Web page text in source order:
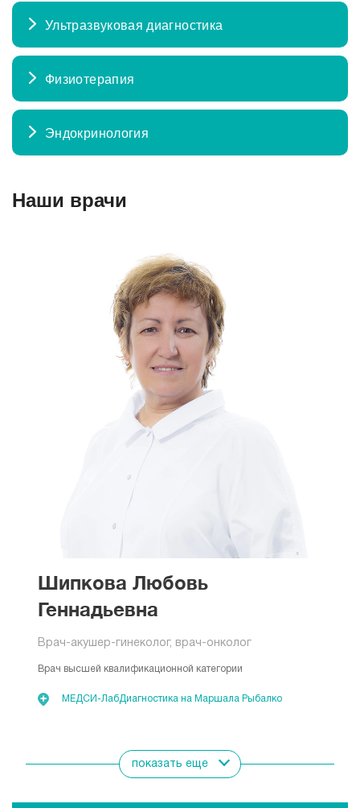
Ультразвуковая диагностика
Физиотерапия
Эндокринология
Наши врачи
Шипкова Любовь
Геннадьевна
Врач-акушер-гинеколог, врач-онколог
Врач высшей квалификационной категории
МЕДСИ-ЛабДиагностика на Маршала Рыбалко
Показать всех врачей
показать еще